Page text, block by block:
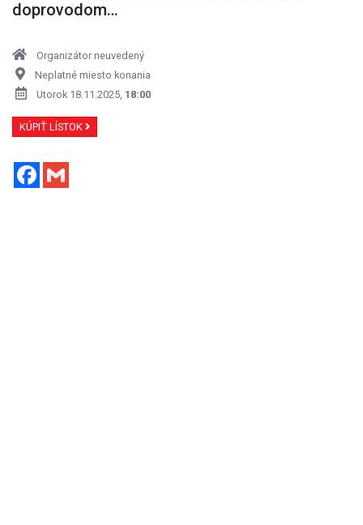
doprovodom…
Organizátor neuvedený
Neplatné miesto konania
Utorok 18.11.2025, 18:00
KÚPIŤ LÍSTOK
Facebook